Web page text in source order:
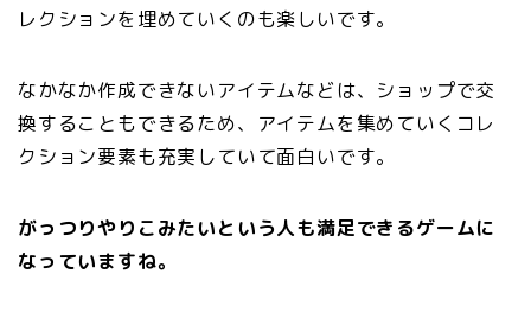
レクションを埋めていくのも楽しいです。
なかなか作成できないアイテムなどは、ショップで交
換することもできるため、アイテムを集めていくコレ
クション要素も充実していて面白いです。
がっつりやりこみたいという人も満足できるゲームに
なっていますね。